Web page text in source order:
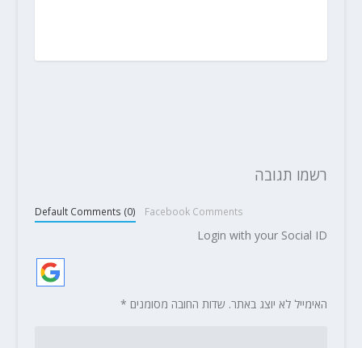
רשמו תגובה
Default Comments (0) Facebook Comments
Login with your Social ID
האימייל לא יוצג באתר. שדות החובה מסומנים *